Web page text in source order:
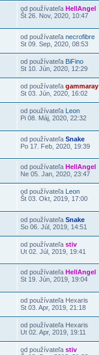
od používateľa HellAngel
Št 26. Nov, 2020, 10:47
od používateľa necrofibre
St 09. Sep, 2020, 08:53
od používateľa BiFino
St 10. Jún, 2020, 12:29
od používateľa gammaray
St 03. Jún, 2020, 16:02
od používateľa Leon
Pi 08. Máj, 2020, 22:32
od používateľa Snake
Po 17. Feb, 2020, 19:39
od používateľa HellAngel
Ne 05. Jan, 2020, 23:47
od používateľa
Leon
Št 03. Okt, 2019, 17:00
od používateľa Snake
So 06. Júl, 2019, 14:51
od používateľa stiv
Ut 02. Júl, 2019, 19:41
od používateľa HellAngel
St 19. Jún, 2019, 19:04
od používateľa Hexaris
St 03. Apr, 2019, 21:18
od používateľa Hexaris
Ut 02. Apr, 2019, 19:11
od používateľa stiv